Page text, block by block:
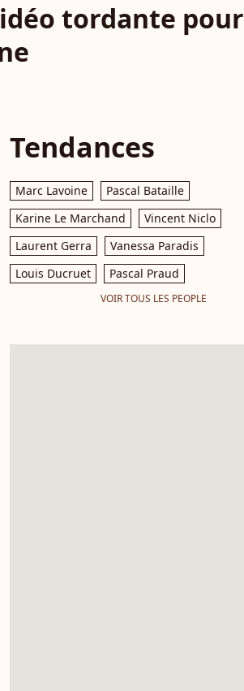
tordante pour
Tendances
Marc Lavoine
Pascal Bataille
Karine Le Marchand
Vincent Niclo
Laurent Gerra
Vanessa Paradis
Louis Ducruet
Pascal Praud
VOIR TOUS LES PEOPLE